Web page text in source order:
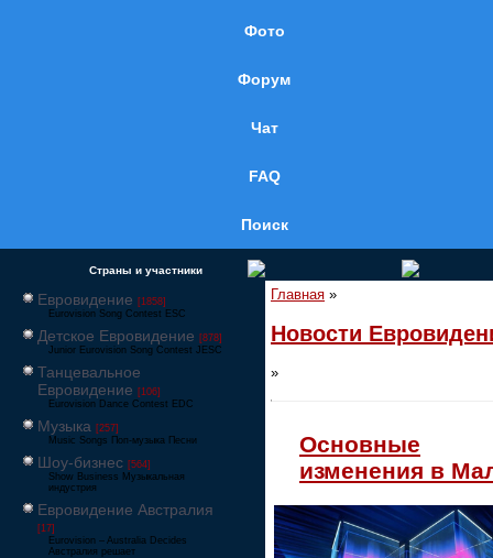
Фото
Форум
Чат
FAQ
Поиск
Страны и участники
Евровидение [1858]
Eurovision Song Contest ESC
Детское Евровидение [878]
Junior Eurovision Song Contest JESC
Танцевальное
Евровидение [106]
Eurovision Dance Contest EDC
Музыка [257]
Music Songs Поп-музыка Песни
Шоу-бизнес [564]
Show Business Музыкальная
индустрия
Евровидение Австралия
[17]
Eurovision – Australia Decides
Австралия решает
Главная »
Новости
»
Основные
изменения в